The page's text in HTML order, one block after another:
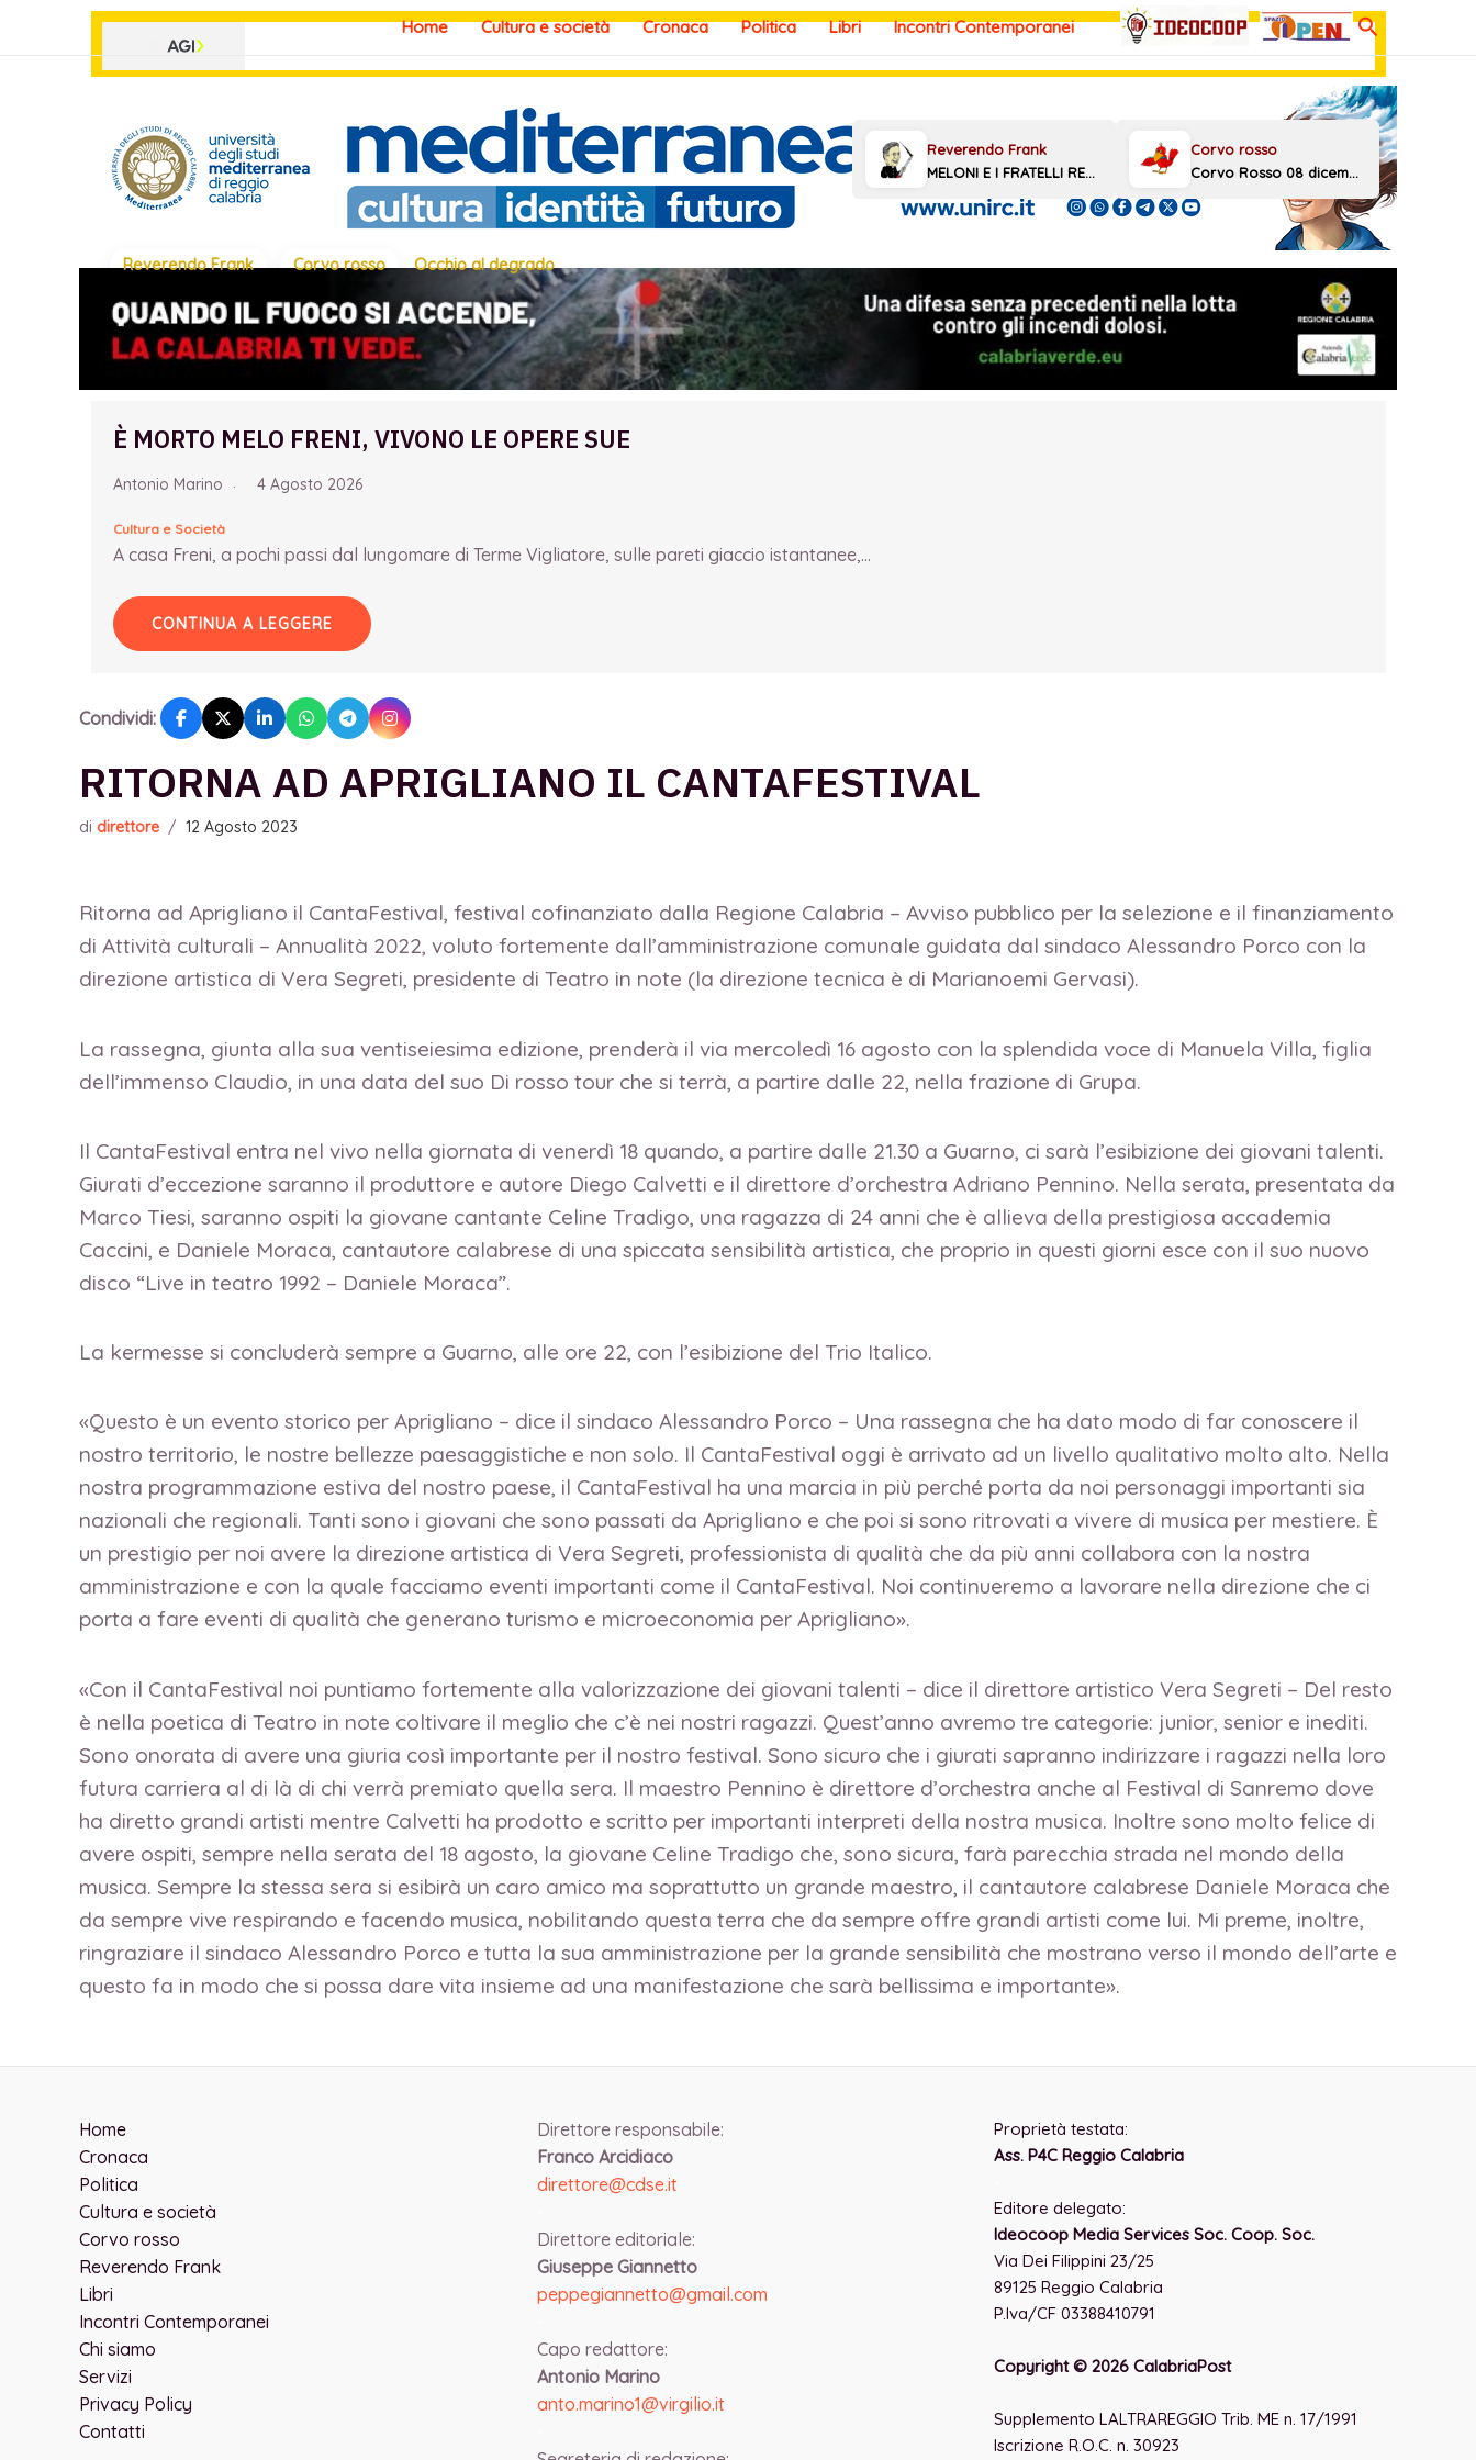
Home Cultura e società Cronaca Politica Libri Incontri Contemporanei Cerca
Reverendo Frank Corvo rosso Occhio al degrado
MELONI E I FRATELLI REGGINI Corvo Rosso 08 dicembre 2025
È MORTO MELO FRENI, VIVONO LE OPERE SUE
Antonio Marino 4 Agosto 2026
Cultura e Società
A casa Freni, a pochi passi dal lungomare di Terme Vigliatore, sulle pareti giaccio istantanee,...
CONTINUA A LEGGERE
Condividi:
RITORNA AD APRIGLIANO IL CANTAFESTIVAL
di direttore / 12 Agosto 2023
Ritorna ad Aprigliano il CantaFestival, festival cofinanziato dalla Regione Calabria – Avviso pubblico per la selezione e il finanziamento
di Attività culturali – Annualità 2022, voluto fortemente dall’amministrazione comunale guidata dal sindaco Alessandro Porco con la
direzione artistica di Vera Segreti, presidente di Teatro in note (la direzione tecnica è di Marianoemi Gervasi).
La rassegna, giunta alla sua ventiseiesima edizione, prenderà il via mercoledì 16 agosto con la splendida voce di Manuela Villa, figlia
dell’immenso Claudio, in una data del suo Di rosso tour che si terrà, a partire dalle 22, nella frazione di Grupa.
Il CantaFestival entra nel vivo nella giornata di venerdì 18 quando, a partire dalle 21.30 a Guarno, ci sarà l’esibizione dei giovani talenti.
Giurati d’eccezione saranno il produttore e autore Diego Calvetti e il direttore d’orchestra Adriano Pennino. Nella serata, presentata da
Marco Tiesi, saranno ospiti la giovane cantante Celine Tradigo, una ragazza di 24 anni che è allieva della prestigiosa accademia
Caccini, e Daniele Moraca, cantautore calabrese di una spiccata sensibilità artistica, che proprio in questi giorni esce con il suo nuovo
disco “Live in teatro 1992 – Daniele Moraca”.
La kermesse si concluderà sempre a Guarno, alle ore 22, con l’esibizione del Trio Italico.
«Questo è un evento storico per Aprigliano – dice il sindaco Alessandro Porco – Una rassegna che ha dato modo di far conoscere il
nostro territorio, le nostre bellezze paesaggistiche e non solo. Il CantaFestival oggi è arrivato ad un livello qualitativo molto alto. Nella
nostra programmazione estiva del nostro paese, il CantaFestival ha una marcia in più perché porta da noi personaggi importanti sia
nazionali che regionali. Tanti sono i giovani che sono passati da Aprigliano e che poi si sono ritrovati a vivere di musica per mestiere. È
un prestigio per noi avere la direzione artistica di Vera Segreti, professionista di qualità che da più anni collabora con la nostra
amministrazione e con la quale facciamo eventi importanti come il CantaFestival. Noi continueremo a lavorare nella direzione che ci
porta a fare eventi di qualità che generano turismo e microeconomia per Aprigliano».
«Con il CantaFestival noi puntiamo fortemente alla valorizzazione dei giovani talenti – dice il direttore artistico Vera Segreti – Del resto
è nella poetica di Teatro in note coltivare il meglio che c’è nei nostri ragazzi. Quest’anno avremo tre categorie: junior, senior e inediti.
Sono onorata di avere una giuria così importante per il nostro festival. Sono sicuro che i giurati sapranno indirizzare i ragazzi nella loro
futura carriera al di là di chi verrà premiato quella sera. Il maestro Pennino è direttore d’orchestra anche al Festival di Sanremo dove
ha diretto grandi artisti mentre Calvetti ha prodotto e scritto per importanti interpreti della nostra musica. Inoltre sono molto felice di
avere ospiti, sempre nella serata del 18 agosto, la giovane Celine Tradigo che, sono sicura, farà parecchia strada nel mondo della
musica. Sempre la stessa sera si esibirà un caro amico ma soprattutto un grande maestro, il cantautore calabrese Daniele Moraca che
da sempre vive respirando e facendo musica, nobilitando questa terra che da sempre offre grandi artisti come lui. Mi preme, inoltre,
ringraziare il sindaco Alessandro Porco e tutta la sua amministrazione per la grande sensibilità che mostrano verso il mondo dell’arte e
questo fa in modo che si possa dare vita insieme ad una manifestazione che sarà bellissima e importante».
Home
Cronaca
Politica
Cultura e società
Corvo rosso
Reverendo Frank
Libri
Incontri Contemporanei
Chi siamo
Servizi
Privacy Policy
Contatti
Direttore responsabile:
Franco Arcidiaco
direttore@cdse.it
Direttore editoriale:
Giuseppe Giannetto
peppegiannetto@gmail.com
Capo redattore:
Antonio Marino
anto.marino1@virgilio.it
Proprietà testata:
Ass. P4C Reggio Calabria
Editore delegato:
Ideocoop Media Services Soc. Coop. Soc.
Via Dei Filippini 23/25
89125 Reggio Calabria
P.Iva/CF 03388410791
Copyright © 2026 CalabriaPost
Supplemento LALTRAREGGIO Trib. ME n. 17/1991
Iscrizione R.O.C. n. 30923